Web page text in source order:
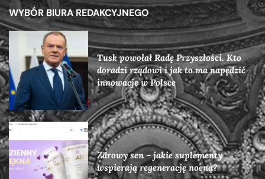
WYBÓR BIURA REDAKCYJNEGO
Tusk powołał Radę Przyszłości. Kto
doradzi rządowi i jak to ma napędzić
innowacje w Polsce
Zdrowy sen – jakie suplementy
wspierają regenerację nocną?